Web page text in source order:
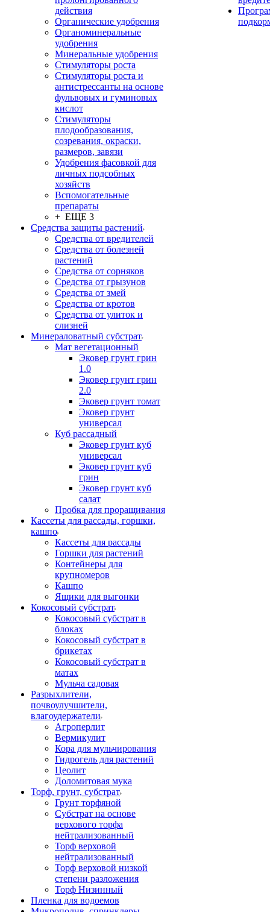
действия
Органические удобрения
Органоминеральные
удобрения
Минеральные удобрения
Стимуляторы роста
Стимуляторы роста и
антистрессанты на основе
фульвовых и гуминовых
кислот
Стимуляторы
плодообразования,
созревания, окраски,
размеров, завязи
Удобрения фасовкой для
личных подсобных
хозяйств
Вспомогательные
препараты
+ ЕЩЕ 3
Средства защиты растений
Средства от вредителей
Средства от болезней
растений
Средства от сорняков
Средства от грызунов
Средства от змей
Средства от кротов
Средства от улиток и
слизней
Минераловатный субстрат
Мат вегетационный
Эковер грунт грин
1.0
Эковер грунт грин
2.0
Эковер грунт томат
Эковер грунт
универсал
Куб рассадный
Эковер грунт куб
универсал
Эковер грунт куб
грин
Эковер грунт куб
салат
Пробка для проращивания
Кассеты для рассады, горшки,
кашпо
Кассеты для рассады
Горшки для растений
Контейнеры для
крупномеров
Кашпо
Ящики для выгонки
Кокосовый субстрат
Кокосовый субстрат в
блоках
Кокосовый субстрат в
брикетах
Кокосовый субстрат в
матах
Мульча садовая
Разрыхлители,
почвоулучшители,
влагоудержатели
Агроперлит
Вермикулит
Кора для мульчирования
Гидрогель для растений
Цеолит
Доломитовая мука
Торф, грунт, субстрат
Грунт торфяной
Субстрат на основе
верхового торфа
нейтрализованный
Торф верховой
нейтрализованный
Торф верховой низкой
степени разложения
Торф Низинный
Пленка для водоемов